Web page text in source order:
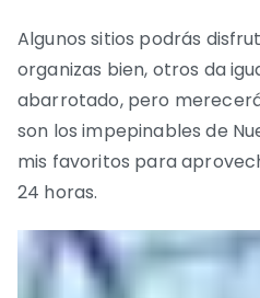
Algunos sitios podrás
organizas bien, otros da
abarrotado, pero
son los impepinables de
mis favoritos para
24 horas.